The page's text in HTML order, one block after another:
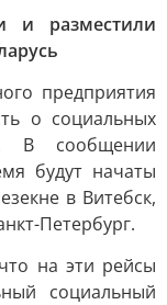
и разместили
предприятия
о социальных
В сообщении
будут начаты
в Витебск,
Петербург.
на эти рейсы
социальный